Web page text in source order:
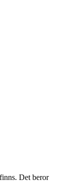
Det beror